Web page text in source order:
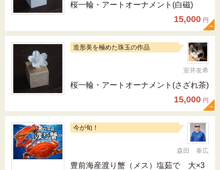
桜一輪・アートオーナメント(白磁)
15,000 円
造形美を極めた珠玉の作品
室井友希
桜一輪・アートオーナメント(さざれ茶)
15,000 円
今が旬！
森田 泰広
豊前海産渡り蟹（メス）塩茹で 大×3